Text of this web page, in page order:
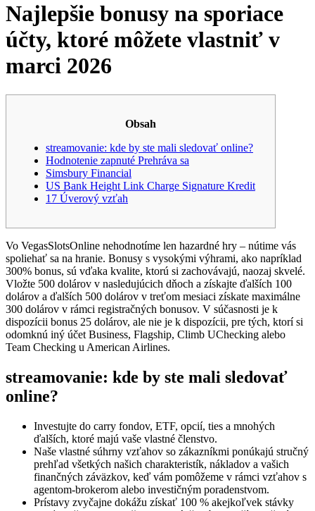
Najlepšie bonusy na sporiace
účty, ktoré môžete vlastniť v
marci 2026
Obsah
streamovanie: kde by ste mali sledovať online?
Hodnotenie zapnuté Prehráva sa
Simsbury Financial
US Bank Height Link Charge Signature Kredit
17 Úverový vzťah
Vo VegasSlotsOnline nehodnotíme len hazardné hry – nútime vás
spoliehať sa na hranie. Bonusy s vysokými výhrami, ako napríklad
300% bonus, sú vďaka kvalite, ktorú si zachovávajú, naozaj skvelé.
Vložte 500 dolárov v nasledujúcich dňoch a získajte ďalších 100
dolárov a ďalších 500 dolárov v treťom mesiaci získate maximálne
300 dolárov v rámci registračných bonusov. V súčasnosti je k
dispozícii bonus 25 dolárov, ale nie je k dispozícii, pre tých, ktorí si
odomknú iný účet Business, Flagship, Climb UChecking alebo
Team Checking u American Airlines.
streamovanie: kde by ste mali sledovať
online?
Investujte do carry fondov, ETF, opcií, ties a mnohých
ďalších, ktoré majú vaše vlastné členstvo.
Naše vlastné súhrny vzťahov so zákazníkmi ponúkajú stručný
prehľad všetkých našich charakteristík, nákladov a vašich
finančných záväzkov, keď vám pomôžeme v rámci vzťahov s
agentom-brokerom alebo investičným poradenstvom.
Prístavy zvyčajne dokážu získať 100 % akejkoľvek stávky